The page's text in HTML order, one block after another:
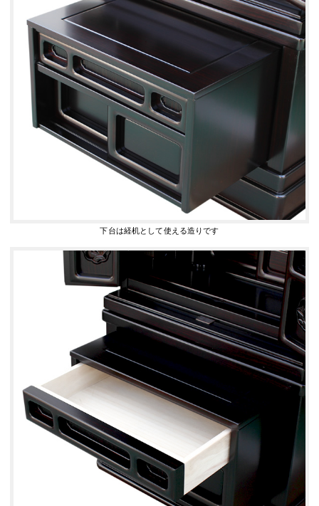
下台は経机として使える造りです